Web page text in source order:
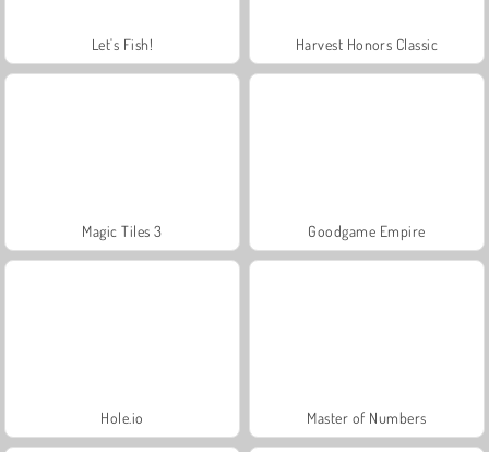
Let's Fish! Harvest Honors Classic
Magic Tiles 3 Goodgame Empire
Hole.io Master of Numbers